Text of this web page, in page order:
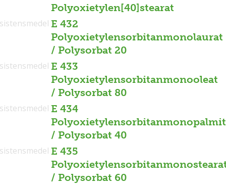
Polyoxietylen[40]stearat
E 432
Polyoxietylensorbitanmonolaurat
/ Polysorbat 20
E 433
Polyoxietylensorbitanmonooleat
/ Polysorbat 80
E 434
/ Polysorbat 40
E 435
/ Polysorbat 60